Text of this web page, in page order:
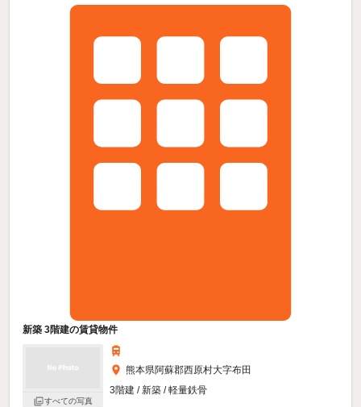
新築 3階建の賃貸物件
すべての写真
熊本県阿蘇郡西原村大字布田
3階建 / 新築 / 軽量鉄骨